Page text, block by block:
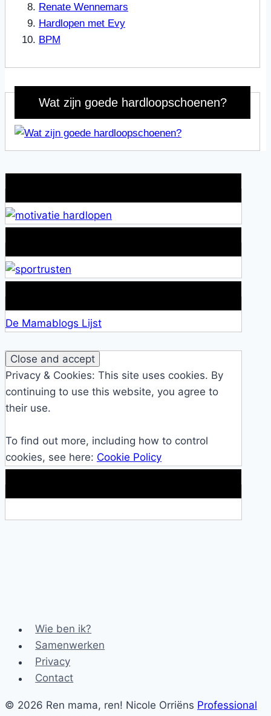
Renate Wennemars
Hardlopen met Evy
BPM
Wat zijn goede hardloopschoenen?
De Mamablogs Lijst
Privacy & Cookies: This site uses cookies. By
continuing to use this website, you agree to
their use.
To find out more, including how to control
cookies, see here: Cookie Policy
Wie ben ik?
Samenwerken
Privacy
Contact
© 2026 Ren mama, ren! Nicole Orriëns Professional